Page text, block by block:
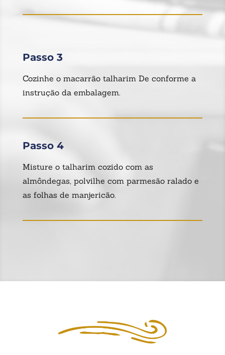
Passo 3
Cozinhe o macarrão talharim De conforme a
instrução da embalagem.
Passo 4
Misture o talharim cozido com as
almôndegas, polvilhe com parmesão ralado e
as folhas de manjericão.